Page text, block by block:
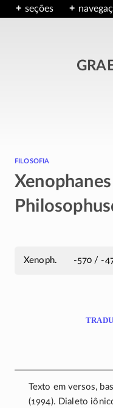
seções
filosofia
Xenoph. -570 / -
Texto em versos,
(1994). Dialeto